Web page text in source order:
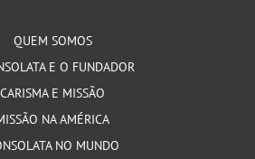
QUEM SOMOS
E O FUNDADOR
CARISMA E MISSÃO
NA AMÉRICA
NO MUNDO